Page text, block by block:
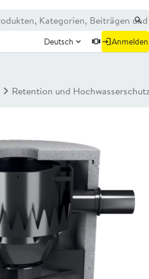
Deutsch Anmelden
Retention und